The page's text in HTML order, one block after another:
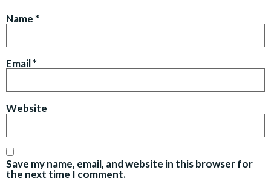
Name *
Email*
Website
Save my name, email, and website in this browser for
the next time I comment.